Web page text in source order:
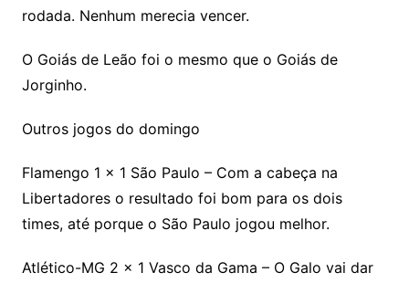
rodada. Nenhum merecia vencer.
O Goiás de Leão foi o mesmo que o Goiás de
Jorginho.
Outros jogos do domingo
Flamengo 1 x 1 São Paulo – Com a cabeça na
Libertadores o resultado foi bom para os dois
times, até porque o São Paulo jogou melhor.
Atlético-MG 2 x 1 Vasco da Gama – O Galo vai dar